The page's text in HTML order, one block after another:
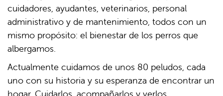
cuidadores, ayudantes, veterinarios, personal
administrativo y de mantenimiento, todos con un
mismo propósito: el bienestar de los perros que
albergamos.
Actualmente cuidamos de unos 80 peludos, cada
uno con su historia y su esperanza de encontrar un
hogar. Cuidarlos, acompañarlos y verlos